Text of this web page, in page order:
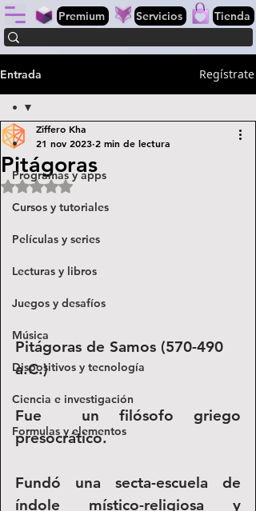
Premium Servicios Tienda
Entrada Regístrate
•
Programas y apps
Cursos y tutoriales
Películas y series
Lecturas y libros
Juegos y desafíos
Música
Dispositivos y tecnología
Ciencia e investigación
Formulas y elementos
•
Pitágoras
Ziffero Kha
21 nov 2023 2 min de lectura
Obtuvo NaN de 5 estrellas.
Pitágoras de Samos (570-490
a.C.)
Fue  un filósofo griego
presocrático.
Fundó una secta-escuela de
índole místico-religiosa y